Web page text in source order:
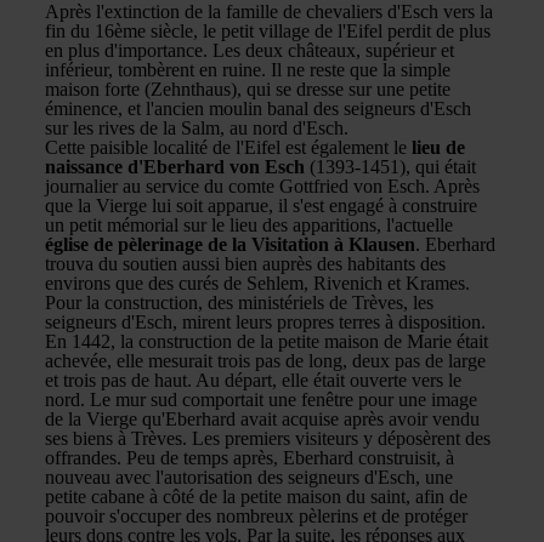
Après l'extinction de la famille de chevaliers d'Esch vers la
fin du 16ème siècle, le petit village de l'Eifel perdit de plus
en plus d'importance. Les deux châteaux, supérieur et
inférieur, tombèrent en ruine. Il ne reste que la simple
maison forte (Zehnthaus), qui se dresse sur une petite
éminence, et l'ancien moulin banal des seigneurs d'Esch
sur les rives de la Salm, au nord d'Esch.
Cette paisible localité de l'Eifel est également le lieu de
naissance d'Eberhard von Esch (1393-1451), qui était
journalier au service du comte Gottfried von Esch. Après
que la Vierge lui soit apparue, il s'est engagé à construire
un petit mémorial sur le lieu des apparitions, l'actuelle
église de pèlerinage de la Visitation à Klausen. Eberhard
trouva du soutien aussi bien auprès des habitants des
environs que des curés de Sehlem, Rivenich et Krames.
Pour la construction, des ministériels de Trèves, les
seigneurs d'Esch, mirent leurs propres terres à disposition.
En 1442, la construction de la petite maison de Marie était
achevée, elle mesurait trois pas de long, deux pas de large
et trois pas de haut. Au départ, elle était ouverte vers le
nord. Le mur sud comportait une fenêtre pour une image
de la Vierge qu'Eberhard avait acquise après avoir vendu
ses biens à Trèves. Les premiers visiteurs y déposèrent des
offrandes. Peu de temps après, Eberhard construisit, à
nouveau avec l'autorisation des seigneurs d'Esch, une
petite cabane à côté de la petite maison du saint, afin de
pouvoir s'occuper des nombreux pèlerins et de protéger
leurs dons contre les vols. Par la suite, les réponses aux